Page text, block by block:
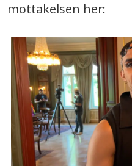
mottakelsen her: